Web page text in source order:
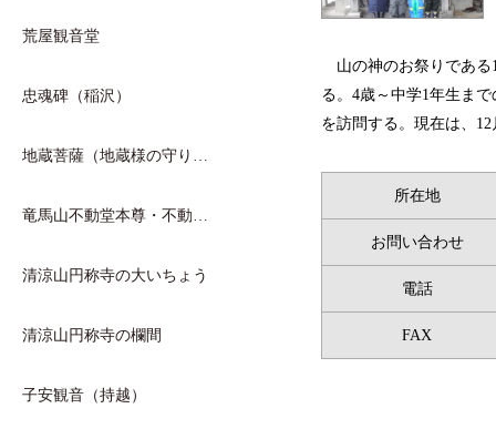
山の神のお祭りであ
る。4歳～中学1年生ま
を訪問する。現在は、
所在地
お問い合わせ
電話
FAX
荒屋観音堂
忠魂碑（稲沢）
地蔵菩薩（地蔵様の守り…
竜馬山不動堂本尊・不動…
清涼山円称寺の大いちょう
清涼山円称寺の欄間
子安観音（持越）